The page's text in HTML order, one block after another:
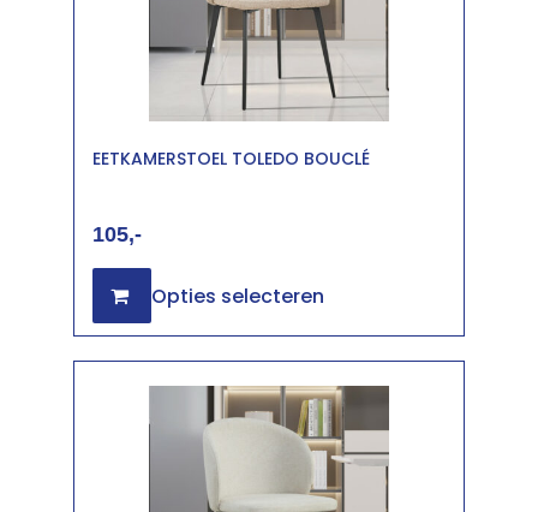
EETKAMERSTOEL TOLEDO BOUCLÉ
105
Opties selecteren